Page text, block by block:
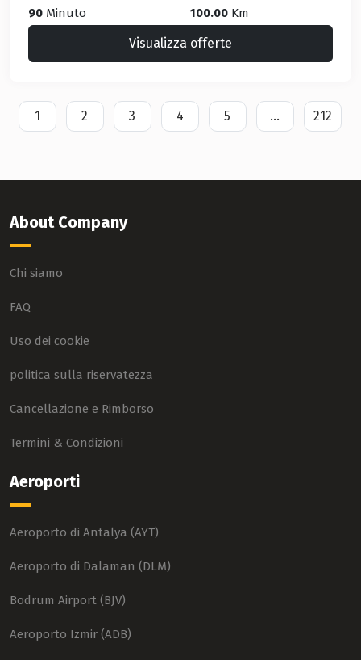
90 Minuto 100.00 Km
Visualizza offerte
1 2 3 4 5 ... 212
About Company
Chi siamo
FAQ
Uso dei cookie
politica sulla riservatezza
Cancellazione e Rimborso
Termini & Condizioni
Aeroporti
Aeroporto di Antalya (AYT)
Aeroporto di Dalaman (DLM)
Bodrum Airport (BJV)
Aeroporto Izmir (ADB)